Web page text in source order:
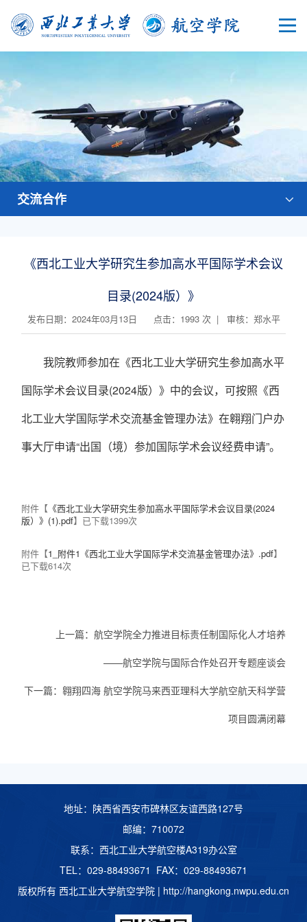
交流合作
《西北工业大学研究生参加高水平国际学术会议
目录(2024版）》
发布日期：2024年03月13日 点击： 1993 次 | 审核：郑水平
我院教师参加在《西北工业大学研究生参加高水平
国际学术会议目录(2024版） 》中的会议，可按照《西
北工业大学国际学术交流基金管理办法》在翱翔门户办
事大厅申请“出国（境）参加国际学术会议经费申请”。
附件【《西北工业大学研究生参加高水平国际学术会议目录(2024
版）》(1).pdf】已下载1399次
附件【1_附件1《西北工业大学国际学术交流基金管理办法》.pdf】
已下载614次
上一篇：航空学院全力推进目标责任制国际化人才培养
——航空学院与国际合作处召开专题座谈会
下一篇：翱翔四海 航空学院马来西亚理科大学航空航天科学营
项目圆满闭幕
地址：陕西省西安市碑林区友谊西路127号
邮编：710072
联系：西北工业大学航空楼A319办公室
TEL：029-88493671 FAX：029-88493671
版权所有 西北工业大学航空学院 | http://hangkong.nwpu.edu.cn